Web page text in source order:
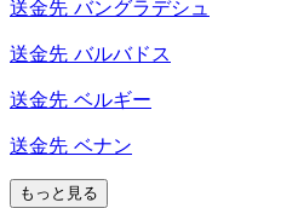
送金先 バングラデシュ
送金先 バルバドス
送金先 ベルギー
送金先 ベナン
もっと見る